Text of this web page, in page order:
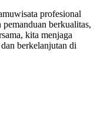
profesional
berkualitas,
kita menjaga
berkelanjutan di